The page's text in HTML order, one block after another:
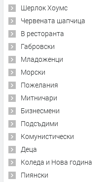
Шерлок Хоумс
Червената шапчица
В ресторанта
Габровски
Младоженци
Морски
Пожелания
Митничари
Бизнесмени
Подсъдими
Комунистически
Деца
Коледа и Нова година
Пиянски